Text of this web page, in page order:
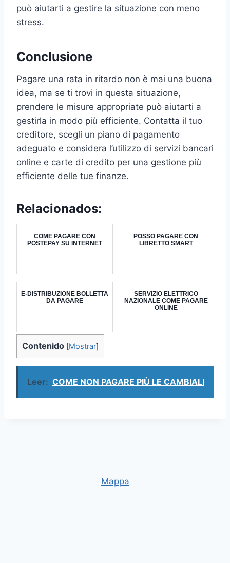
può aiutarti a gestire la situazione con meno
stress.
Conclusione
Pagare una rata in ritardo non è mai una buona
idea, ma se ti trovi in questa situazione,
prendere le misure appropriate può aiutarti a
gestirla in modo più efficiente. Contatta il tuo
creditore, scegli un piano di pagamento
adeguato e considera l’utilizzo di servizi bancari
online e carte di credito per una gestione più
efficiente delle tue finanze.
Relacionados:
COME PAGARE CON
POSTEPAY SU INTERNET
POSSO PAGARE CON
LIBRETTO SMART
E-DISTRIBUZIONE BOLLETTA
DA PAGARE
SERVIZIO ELETTRICO
NAZIONALE COME PAGARE
ONLINE
Contenido [Mostrar]
Leer: COME NON PAGARE PIÙ LE CAMBIALI
Mappa